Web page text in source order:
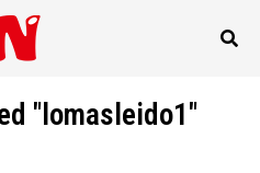
"lomasleido1"